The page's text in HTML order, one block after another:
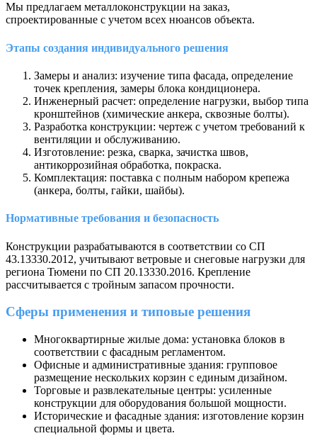
Мы предлагаем металлоконструкции на заказ,
спроектированные с учетом всех нюансов объекта.
Этапы создания индивидуального решения
Замеры и анализ: изучение типа фасада, определение
точек крепления, замеры блока кондиционера.
Инженерный расчет: определение нагрузки, выбор типа
кронштейнов (химические анкера, сквозные болты).
Разработка конструкции: чертеж с учетом требований к
вентиляции и обслуживанию.
Изготовление: резка, сварка, зачистка швов,
антикоррозийная обработка, покраска.
Комплектация: поставка с полным набором крепежа
(анкера, болты, гайки, шайбы).
Нормативные требования и безопасность
Конструкции разрабатываются в соответствии со СП
43.13330.2012, учитывают ветровые и снеговые нагрузки для
региона Тюмени по СП 20.13330.2016. Крепление
рассчитывается с тройным запасом прочности.
Сферы применения и типовые решения
Многоквартирные жилые дома: установка блоков в
соответствии с фасадным регламентом.
Офисные и административные здания: групповое
размещение нескольких корзин с единым дизайном.
Торговые и развлекательные центры: усиленные
конструкции для оборудования большой мощности.
Исторические и фасадные здания: изготовление корзин
специальной формы и цвета.